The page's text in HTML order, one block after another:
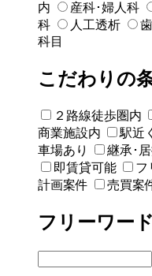
内
産科･婦人科
科
人工透析
科目
こだわりの
２路線徒歩圏内
商業施設内
駅近く
車場あり
継承･
即賃貸可能
フ
計画案件
売買案
フリーワード